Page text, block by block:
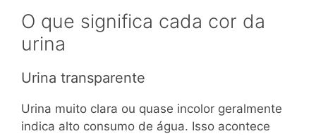
O que significa cada cor da
urina
Urina transparente
Urina muito clara ou quase incolor geralmente
indica alto consumo de água. Isso acontece